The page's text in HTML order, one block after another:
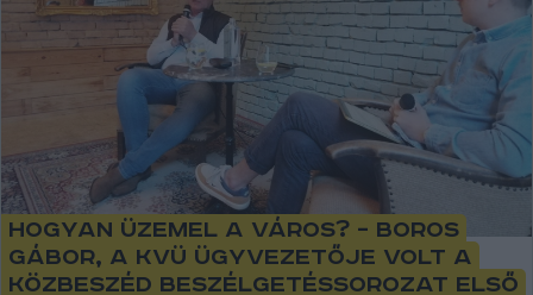
Hogyan üzemel a város? – Boros
Gábor, a KVÜ ügyvezetője volt a
KÖZbeszéd beszélgetéssorozat első